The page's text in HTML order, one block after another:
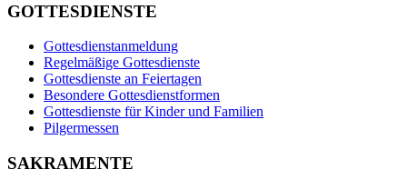
GOTTESDIENSTE
Gottesdienstanmeldung
Regelmäßige Gottesdienste
Gottesdienste an Feiertagen
Besondere Gottesdienstformen
Gottesdienste für Kinder und Familien
Pilgermessen
SAKRAMENTE